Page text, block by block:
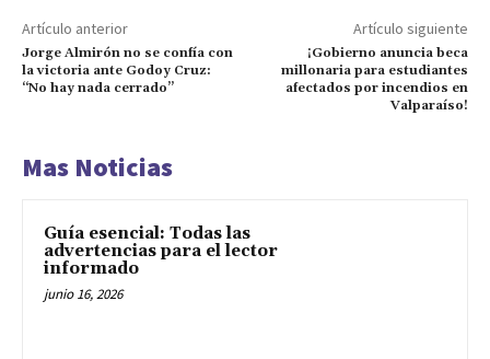
Artículo anterior
Jorge Almirón no se confía con
la victoria ante Godoy Cruz:
“No hay nada cerrado”
Artículo siguiente
¡Gobierno anuncia beca
millonaria para estudiantes
afectados por incendios en
Valparaíso!
Mas Noticias
Guía esencial: Todas las
advertencias para el lector
informado
junio 16, 2026